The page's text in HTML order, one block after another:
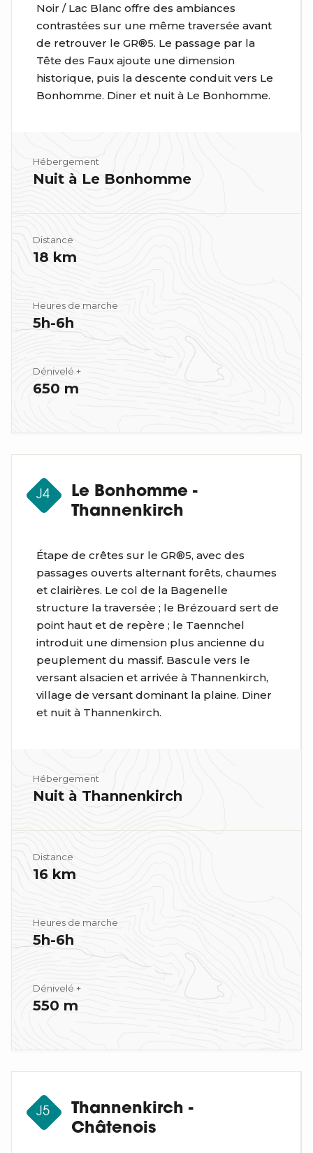
Noir / Lac Blanc offre des ambiances
contrastées sur une même traversée avant
de retrouver le GR®5. Le passage par la
Tête des Faux ajoute une dimension
historique, puis la descente conduit vers Le
Bonhomme. Diner et nuit à Le Bonhomme.
Hébergement
Nuit à Le Bonhomme
Distance
18 km
Heures de marche
5h-6h
Dénivelé +
650 m
J4
Le Bonhomme -
Thannenkirch
Étape de crêtes sur le GR®5, avec des
passages ouverts alternant forêts, chaumes
et clairières. Le col de la Bagenelle
structure la traversée ; le Brézouard sert de
point haut et de repère ; le Taennchel
introduit une dimension plus ancienne du
peuplement du massif. Bascule vers le
versant alsacien et arrivée à Thannenkirch,
village de versant dominant la plaine. Diner
et nuit à Thannenkirch.
Hébergement
Nuit à Thannenkirch
Distance
16 km
Heures de marche
5h-6h
Dénivelé +
550 m
J5
Thannenkirch -
Châtenois